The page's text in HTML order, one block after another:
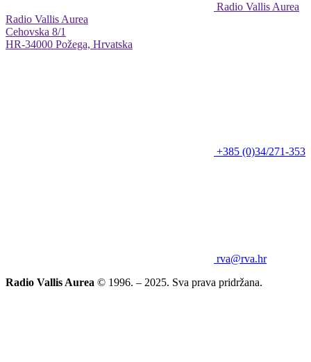
Radio Vallis Aurea
Radio Vallis Aurea
Cehovska 8/1
HR-34000 Požega, Hrvatska
+385 (0)34/271-353
rva@rva.hr
Radio Vallis Aurea © 1996. – 2025. Sva prava pridržana.